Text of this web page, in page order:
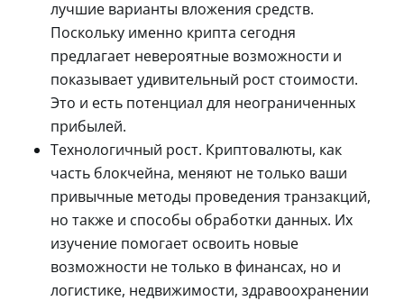
лучшие варианты вложения средств.
Поскольку именно крипта сегодня
предлагает невероятные возможности и
показывает удивительный рост стоимости.
Это и есть потенциал для неограниченных
прибылей.
Технологичный рост. Криптовалюты, как
часть блокчейна, меняют не только ваши
привычные методы проведения транзакций,
но также и способы обработки данных. Их
изучение помогает освоить новые
возможности не только в финансах, но и
логистике, недвижимости, здравоохранении